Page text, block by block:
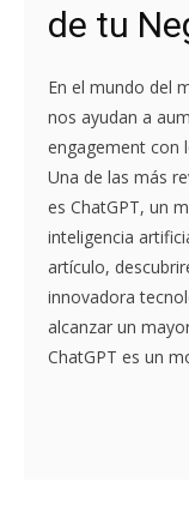
de tu
En el mundo del
nos ayudan a
engagement con
Una de las más
es ChatGPT, un
inteligencia
artículo,
innovadora
alcanzar un
ChatGPT es un